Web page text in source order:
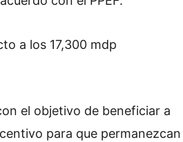
a los 17,300 mdp
el objetivo de beneficiar a
para que permanezcan